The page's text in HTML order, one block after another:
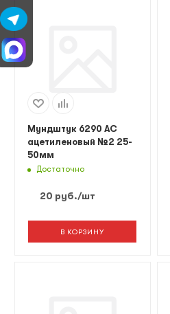
Мундштук 6290 AC
ацетиленовый №2 25-
50мм
Достаточно
20 руб./шт
В КОРЗИНУ